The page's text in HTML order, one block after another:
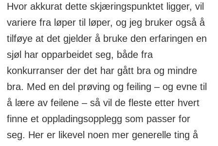
Hvor akkurat dette skjæringspunktet ligger, vil
variere fra løper til løper, og jeg bruker også å
tilføye at det gjelder å bruke den erfaringen en
sjøl har opparbeidet seg, både fra
konkurranser der det har gått bra og mindre
bra. Med en del prøving og feiling – og evne til
å lære av feilene – så vil de fleste etter hvert
finne et oppladingsopplegg som passer for
seg. Her er likevel noen mer generelle ting å